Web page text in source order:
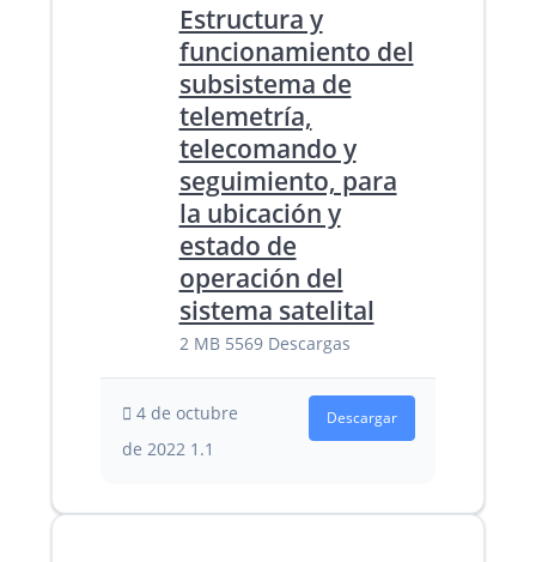
Estructura y
funcionamiento del
subsistema de
telemetría,
telecomando y
seguimiento, para
la ubicación y
estado de
operación del
sistema satelital
2 MB 5569 Descargas
4 de octubre
de 2022 1.1
Descargar